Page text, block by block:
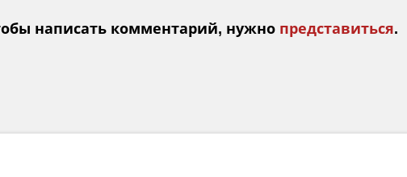
написать комментарий, нужно представиться.